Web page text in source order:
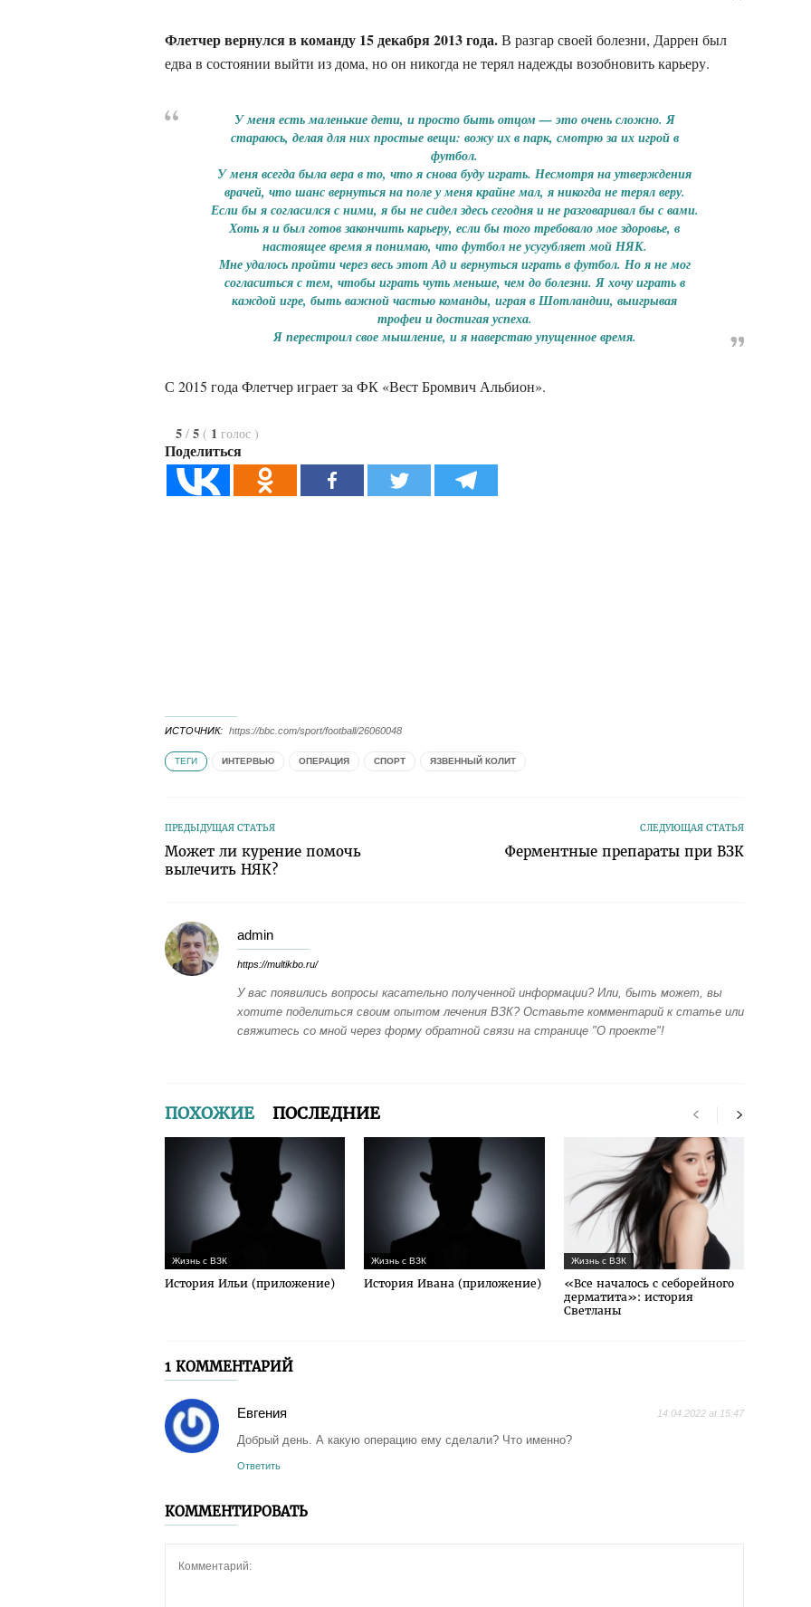
Флетчер вернулся в команду 15 декабря 2013 года.В разгар своей болезни, Даррен был
едва в состоянии выйти из дома, но он никогда не терял надежды возобновить карьеру.
У меня есть маленькие дети, и просто быть отцом — это очень сложно. Я
стараюсь, делая для них простые вещи: вожу их в парк, смотрю за их игрой в
футбол.
У меня всегда была вера в то, что я снова буду играть. Несмотря на утверждения
врачей, что шанс вернуться на поле у меня крайне мал, я никогда не терял веру.
Если бы я согласился с ними, я бы не сидел здесь сегодня и не разговаривал бы с вами.
Хоть я и был готов закончить карьеру, если бы того требовало мое здоровье, в
настоящее время я понимаю, что футбол не усугубляет мой НЯК.
Мне удалось пройти через весь этот Ад и вернуться играть в футбол. Но я не мог
согласиться с тем, чтобы играть чуть меньше, чем до болезни. Я хочу играть в
каждой игре, быть важной частью команды, играя в Шотландии, выигрывая
трофеи и достигая успеха.
Я перестроил свое мышление, и я наверстаю упущенное время.
С 2015 года Флетчер играет за ФК «Вест Бромвич Альбион».
5 / 5 ( 1 голос )
Поделиться
ИСТОЧНИК https://bbc.com/sport/football/26060048
ТЕГИ ИНТЕРВЬЮ ОПЕРАЦИЯ СПОРТ ЯЗВЕННЫЙ КОЛИТ
ПРЕДЫДУЩАЯ СТАТЬЯ
Может ли курение помочь
вылечить НЯК?
СЛЕДУЮЩАЯ СТАТЬЯ
Ферментные препараты при ВЗК
admin
https://multikbo.ru/
У вас появились вопросы касательно полученной информации? Или, быть может, вы
хотите поделиться своим опытом лечения ВЗК? Оставьте комментарий к статье или
свяжитесь со мной через форму обратной связи на странице "О проекте"!
ПОХОЖИЕ ПОСЛЕДНИЕ
Жизнь с ВЗК
История Ильи (приложение)
Жизнь с ВЗК
История Ивана (приложение)
Жизнь с ВЗК
«Все началось с себорейного
дерматита»: история
Светланы
1 КОММЕНТАРИЙ
Евгения 14.04.2022 at 15:47
Добрый день. А какую операцию ему сделали? Что именно?
Ответить
КОММЕНТИРОВАТЬ